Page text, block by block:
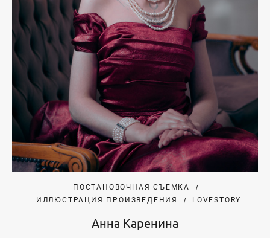
ПОСТАНОВОЧНАЯ СЪЕМКА
ИЛЛЮСТРАЦИЯ ПРОИЗВЕДЕНИЯ
LOVESTORY
Анна Каренина